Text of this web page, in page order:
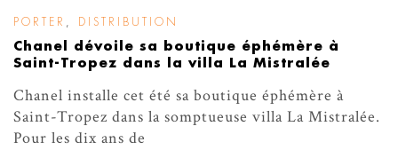
PORTER DISTRIBUTION
Chanel dévoile sa boutique éphémère à
Saint-Tropez dans la villa La Mistralée
Chanel installe cet été sa boutique éphémère à
Saint-Tropez dans la somptueuse villa La Mistralée.
Pour les dix ans de